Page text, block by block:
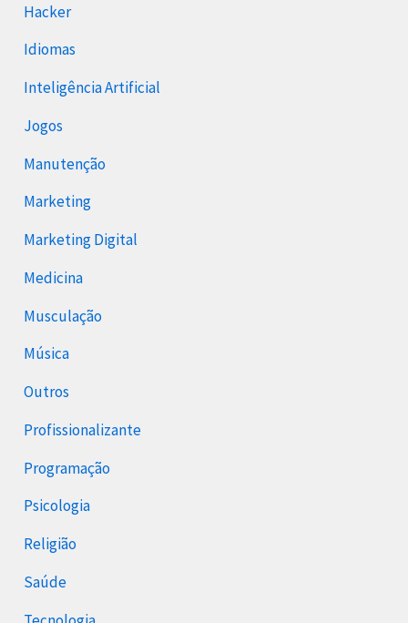
Hacker
Idiomas
Inteligência Artificial
Jogos
Manutenção
Marketing
Marketing Digital
Medicina
Musculação
Música
Outros
Profissionalizante
Programação
Psicologia
Religião
Saúde